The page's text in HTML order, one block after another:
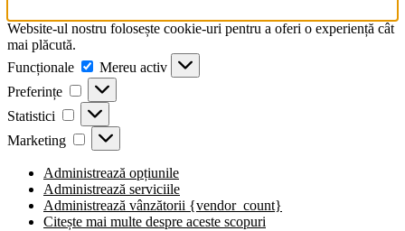
Website-ul nostru folosește cookie-uri pentru a oferi o experiență cât
mai plăcută.
Funcționale
Funcționale
Mereu activ
Preferințe
Preferințe
Statistici Statistici
Marketing Marketing
Administrează opțiunile
Administrează serviciile
Administrează vânzătorii {vendor_count}
Citește mai multe despre aceste scopuri